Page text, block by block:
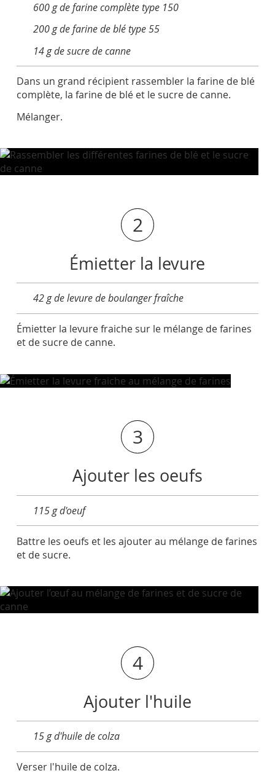
600 g de farine complète type 150
200 g de farine de blé type 55
14 g de sucre de canne
Dans un grand récipient rassembler la farine de blé
complète, la farine de blé et le sucre de canne.
Mélanger.
2
Émietter la levure
42 g de levure de boulanger fraîche
Émietter la levure fraiche sur le mélange de farines
et de sucre de canne.
3
Ajouter les oeufs
115 g d'oeuf
Battre les oeufs et les ajouter au mélange de farines
et de sucre.
4
Ajouter l'huile
15 g d'huile de colza
Verser l'huile de colza.